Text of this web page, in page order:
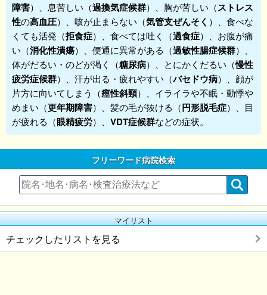
障害）、息苦しい（過換気症候群）、胸が苦しい（ストレス
性の高血圧）、咳が止まらない（気管支ぜんそく ）、食べな
くても活発（拒食症）、食べては吐く（過食症）、お腹が痛
い（消化性潰瘍）、便通に異常がある（過敏性腸症候群）、
体がだるい・のどが渇く（糖尿病）、とにかくだるい（慢性
疲労症候群）、汗が出る・疲れやすい（バセドウ病）、顔が
片方に向いてしまう（痙性斜頸）、イライラや不眠・動悸や
めまい（更年期障害）、髪の毛が抜ける（円形脱毛症）、目
が疲れる（眼精疲労）、 VDT症候群などの症状。
フリーワード病院検索
マイリスト
チェックしたリストを見る